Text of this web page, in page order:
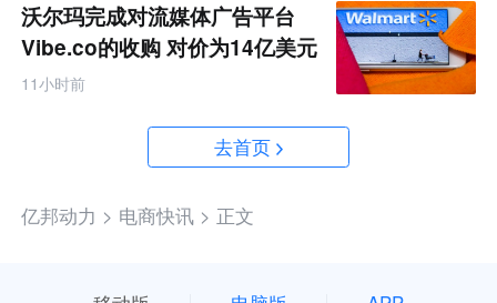
沃尔玛完成对流媒体广告平台
Vibe.co的收购 对价为14亿美元
11小时前
去首页
亿邦动力 > 电商快讯 > 正文